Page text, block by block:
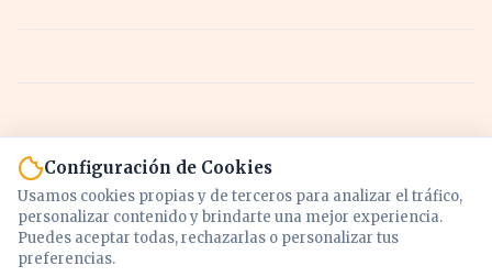
Configuración de Cookies
Usamos cookies propias y de terceros para analizar el tráfico,
personalizar contenido y brindarte una mejor experiencia.
Puedes aceptar todas, rechazarlas o personalizar tus
preferencias.